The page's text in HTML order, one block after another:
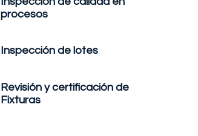
procesos
Inspección de lotes
Revisión y certificación de
Fixturas